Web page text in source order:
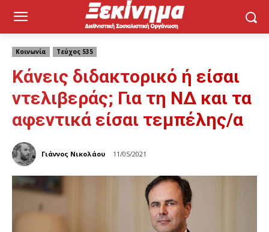
Κοινωνία Τεύχος 535
Κάνεις διδακτορικό ή είσαι
ντελιβεράς; Για τη ΝΔ και τα
αφεντικά είσαι τεμπέλης/α
Γιάννος Νικολάου 11/05/2021